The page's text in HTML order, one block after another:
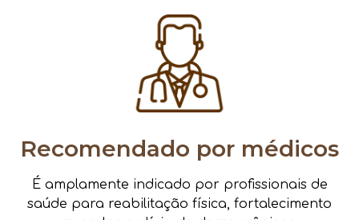
Recomendado por médicos
É amplamente indicado por profissionais de
saúde para reabilitação física, fortalecimento